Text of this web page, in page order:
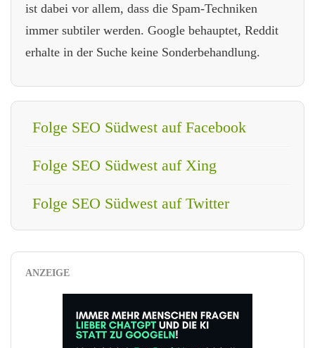
ist dabei vor allem, dass die Spam-Techniken
immer subtiler werden. Google behauptet, Reddit
erhalte in der Suche keine Sonderbehandlung.
Folge SEO Südwest auf Facebook
Folge SEO Südwest auf Xing
Folge SEO Südwest auf Twitter
ANZEIGE